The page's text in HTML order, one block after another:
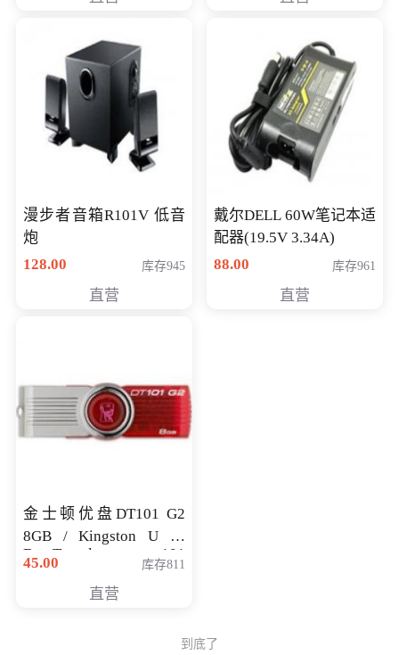
漫步者音箱R101V 低音
炮
128.00
库存945
直营
戴尔DELL 60W笔记本适
配器(19.5V 3.34A)
88.00
库存961
直营
金士顿优盘DT101 G2
8GB / Kingston U 盘
DataTraveler 101
Generati
45.00 库存811
直营
到底了